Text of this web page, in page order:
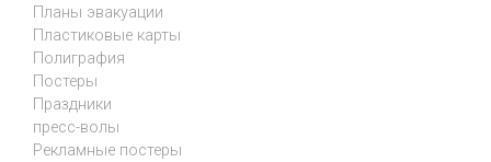
Планы эвакуации
Пластиковые карты
Полиграфия
Постеры
Праздники
пресс-волы
Рекламные постеры